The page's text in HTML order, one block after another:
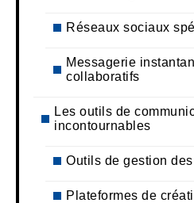
Réseaux sociaux
Messagerie
collaboratifs
Les outils de
incontournables
Outils de gestion
Plateformes de